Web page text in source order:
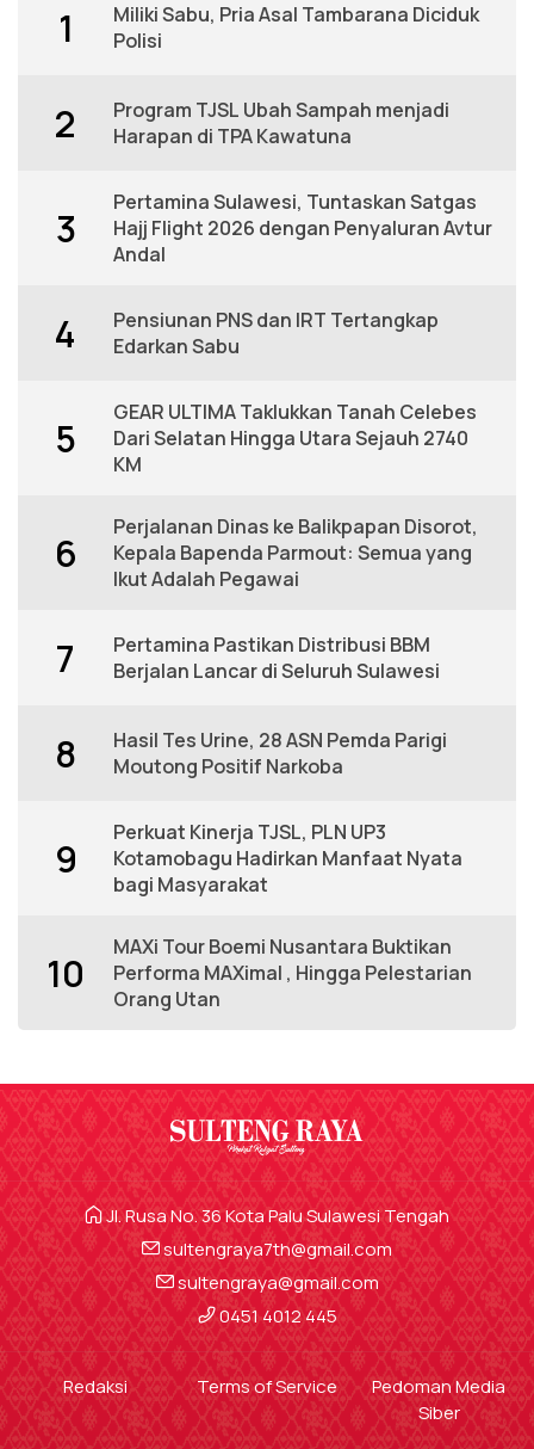
1
Miliki Sabu, Pria Asal Tambarana Diciduk
Polisi
2
Program TJSL Ubah Sampah menjadi
Harapan di TPA Kawatuna
3
Pertamina Sulawesi, Tuntaskan Satgas
Hajj Flight 2026 dengan Penyaluran Avtur
Andal
4
Pensiunan PNS dan IRT Tertangkap
Edarkan Sabu
5
GEAR ULTIMA Taklukkan Tanah Celebes
Dari Selatan Hingga Utara Sejauh 2740
KM
6
Perjalanan Dinas ke Balikpapan Disorot,
Kepala Bapenda Parmout: Semua yang
Ikut Adalah Pegawai
7
Pertamina Pastikan Distribusi BBM
Berjalan Lancar di Seluruh Sulawesi
8
Hasil Tes Urine, 28 ASN Pemda Parigi
Moutong Positif Narkoba
9
Perkuat Kinerja TJSL, PLN UP3
Kotamobagu Hadirkan Manfaat Nyata
bagi Masyarakat
10
MAXi Tour Boemi Nusantara Buktikan
Performa MAXimal , Hingga Pelestarian
Orang Utan
Jl. Rusa No. 36 Kota Palu Sulawesi Tengah
sultengraya7th@gmail.com
sultengraya@gmail.com
0451 4012 445
Redaksi Terms of Service
Pedoman Media
Siber